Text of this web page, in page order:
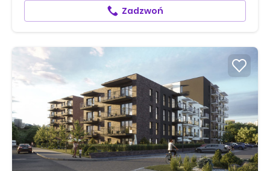
Zadzwoń